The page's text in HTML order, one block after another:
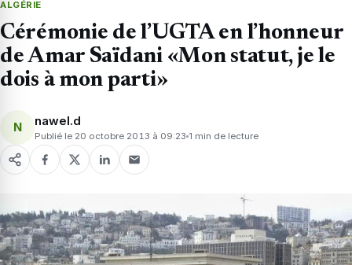
ALGÉRIE
Cérémonie de l’UGTA en l’honneur
de Amar Saïdani «Mon statut, je le
dois à mon parti»
N nawel.d
Publié le 20 octobre 2013 à 09:23 1 min de lecture